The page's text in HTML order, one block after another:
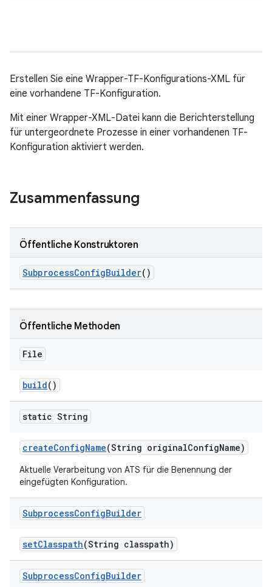
Erstellen Sie eine Wrapper-TF-Konfigurations-XML für
eine vorhandene TF-Konfiguration.
Mit einer Wrapper-XML-Datei kann die Berichterstellung
für untergeordnete Prozesse in einer vorhandenen TF-
Konfiguration aktiviert werden.
Zusammenfassung
Öffentliche Konstruktoren
SubprocessConfigBuilder()
Öffentliche Methoden
File
build()
static String
createConfigName(String originalConfigName)
Aktuelle Verarbeitung von ATS für die Benennung der
eingefügten Konfiguration.
SubprocessConfigBuilder
setClasspath(String classpath)
SubprocessConfigBuilder